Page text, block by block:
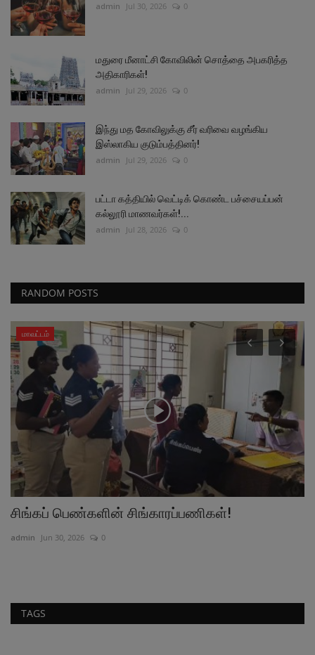
admin Jul 30, 2026 0
மதுரை மீனாட்சி கோவிலின் சொத்தை அபகரித்த
அதிகாரிகள்!
admin Jul 29, 2026 0
இந்து மத கோவிலுக்கு சீர் வரிவை வழங்கிய
இஸ்லாகிய குடும்பத்தினர்!
admin Jul 29, 2026 0
பட்டா கத்தியில் வெட்டிக் கொண்ட பச்சையப்பன்
கல்லூரி மாணவர்கள்!...
admin Jul 28, 2026 0
RANDOM POSTS
த.வெ.க. ஒ.செ.வை
TAGS